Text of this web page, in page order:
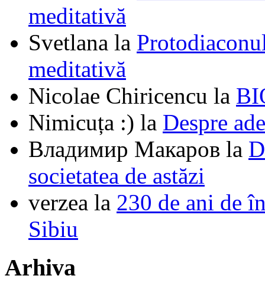
meditativă
Svetlana la
meditativă
Nicolae Chiricencu la
Nimicuța :) la Despre
Владимир Макаров la
societatea de astăzi
verzea la 230 de ani de
Sibiu
Arhiva